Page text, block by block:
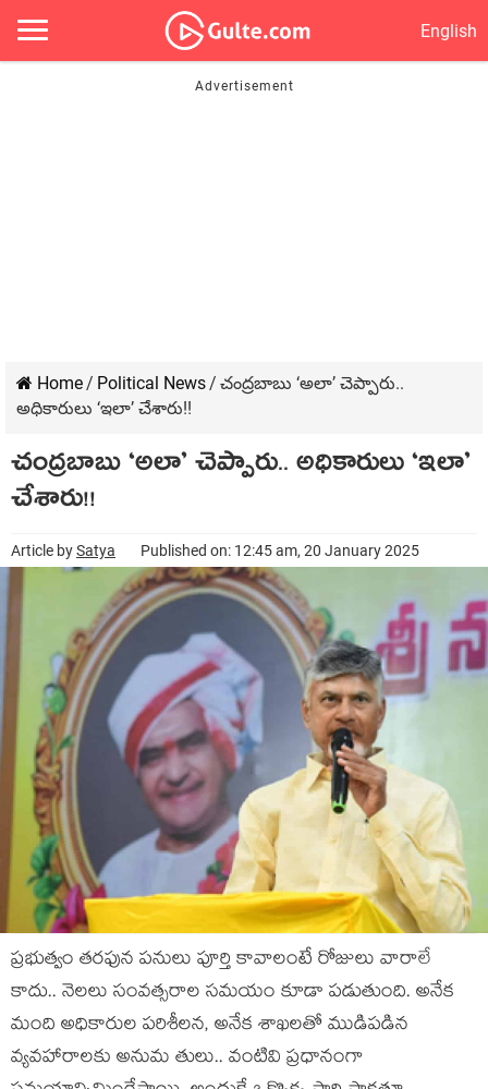
English
Home/ Political News/ చంద్ర‌బాబు ‘అలా’ చెప్పారు..
అధికారులు ‘ఇలా’ చేశారు!!
చంద్ర‌బాబు ‘అలా’ చెప్పారు.. అధికారులు ‘ఇలా’
చేశారు!!
Article bySatya Published on: 12:45 am, 20 January 2025
ప్ర‌భుత్వం త‌ర‌ఫున ప‌నులు పూర్తి కావాలంటే రోజులు వారాలే
కాదు.. నెల‌లు సంవ‌త్స‌రాల స‌మ‌యం కూడా ప‌డుతుంది. అనేక
మంది అధికారుల ప‌రిశీల‌న‌, అనేక శాఖ‌ల‌తో ముడిప‌డిన
వ్య‌వ‌హారాలకు అనుమ తులు.. వంటివి ప్ర‌ధానంగా